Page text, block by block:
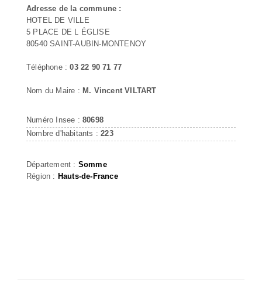
Adresse de la commune :
HOTEL DE VILLE
5 PLACE DE L ÉGLISE
80540 SAINT-AUBIN-MONTENOY
Téléphone :03 22 90 71 77
Nom du Maire : M. Vincent VILTART
Numéro Insee : 80698
Nombre d'habitants :223
Département : Somme
Région : Hauts-de-France